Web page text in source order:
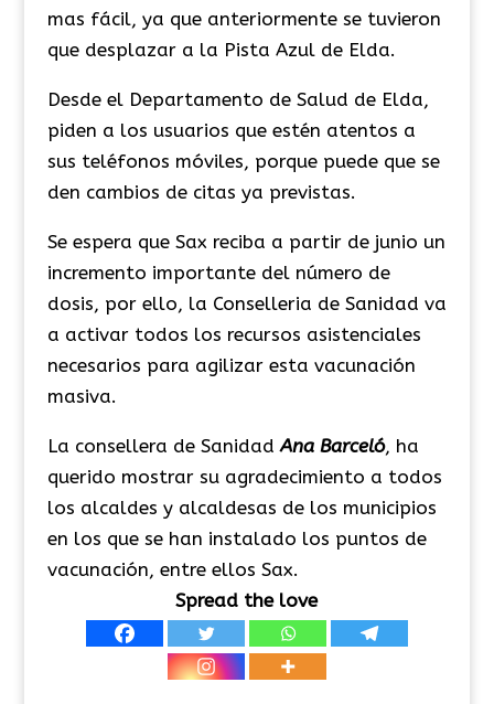
mas fácil, ya que anteriormente se tuvieron
que desplazar a la Pista Azul de Elda.
Desde el Departamento de Salud de Elda,
piden a los usuarios que estén atentos a
sus teléfonos móviles, porque puede que se
den cambios de citas ya previstas.
Se espera que Sax reciba a partir de junio un
incremento importante del número de
dosis, por ello, la Conselleria de Sanidad va
a activar todos los recursos asistenciales
necesarios para agilizar esta vacunación
masiva.
La consellera de SanidadAna Barceló, ha
querido mostrar su agradecimiento a todos
los alcaldes y alcaldesas de los municipios
en los que se han instalado los puntos de
vacunación, entre ellos Sax.
Spread the love